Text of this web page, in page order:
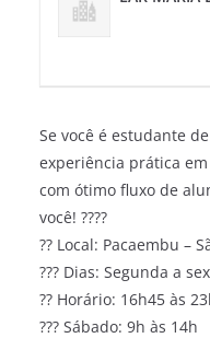
Se você é estudante
experiência prática
com ótimo fluxo de
você! ????
?? Local: Pacaembu –
??? Dias: Segunda a
?? Horário: 16h45 às
??? Sábado: 9h às 14h